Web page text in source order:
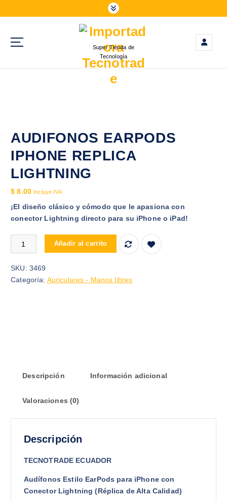
a
Super Tienda de
Tecnología
AUDIFONOS EARPODS
IPHONE REPLICA
LIGHTNING
$ 8.00 Incluye IVA
¡El diseño clásico y cómodo que le apasiona con
conector Lightning directo para su iPhone o iPad!
AUDIFONOS EARPODS IPHONE REPLICA LIGHTNING cantidad
Añadir al carrito
SKU: 3469
Categoría: Auriculares - Manos libres
Descripción Información adicional
Valoraciones (0)
Descripción
TECNOTRADE ECUADOR
Audífonos Estilo EarPods para iPhone con
Conector Lightning (Réplica de Alta Calidad)